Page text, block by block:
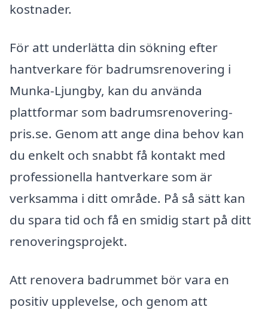
kostnader.
För att underlätta din sökning efter
hantverkare för badrumsrenovering i
Munka-Ljungby, kan du använda
plattformar som badrumsrenovering-
pris.se. Genom att ange dina behov kan
du enkelt och snabbt få kontakt med
professionella hantverkare som är
verksamma i ditt område. På så sätt kan
du spara tid och få en smidig start på ditt
renoveringsprojekt.
Att renovera badrummet bör vara en
positiv upplevelse, och genom att